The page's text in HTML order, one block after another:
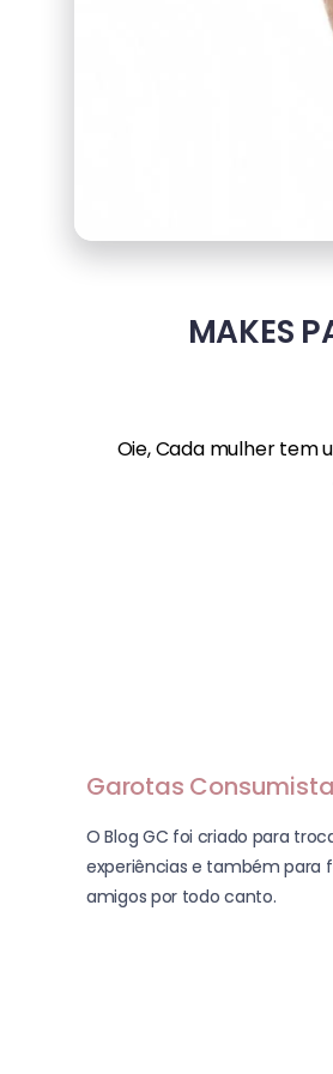
MAKES
Oie, Cada mulher tem
Garotas
O Blog GC foi criado para
experiências e também para
amigos por todo canto.